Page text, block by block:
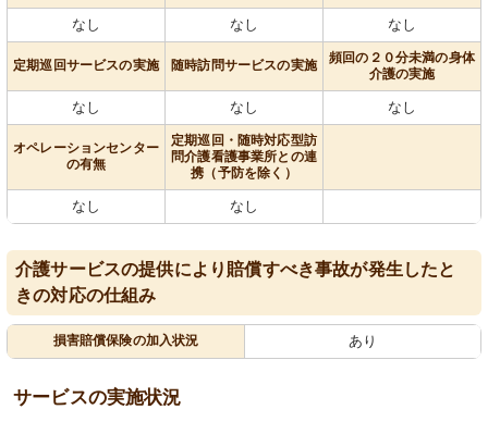
なし なし なし
定期巡回サービスの実施 随時訪問サービスの実施
頻回の２０分未満の身体
介護の実施
なし なし なし
オペレーションセンター
の有無
定期巡回・随時対応型訪
問介護看護事業所との連
携（予防を除く）
なし なし
介護サービスの提供により賠償すべき事故が発生したと
きの対応の仕組み
損害賠償保険の加入状況 あり
サービスの実施状況